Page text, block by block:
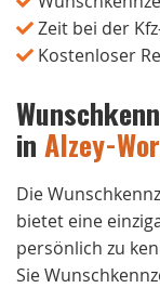
Zeit bei der
Kostenloser
inAlzey-
Die
bietet eine
persönlich zu
Sie